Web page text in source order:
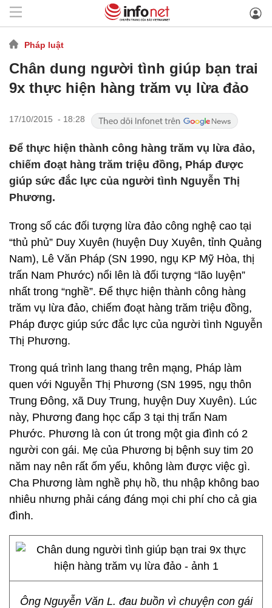
Pháp luật
Chân dung người tình giúp bạn trai
9x thực hiện hàng trăm vụ lừa đảo
17/10/2015 - 18:28
Để thực hiện thành công hàng trăm vụ lừa đảo,
chiếm đoạt hàng trăm triệu đồng, Pháp được
giúp sức đắc lực của người tình Nguyễn Thị
Phương.
Trong số các đối tượng lừa đảo công nghệ cao tại
“thủ phủ” Duy Xuyên (huyện Duy Xuyên, tỉnh Quảng
Nam), Lê Văn Pháp (SN 1990, ngụ KP Mỹ Hòa, thị
trấn Nam Phước) nổi lên là đối tượng “lão luyện”
nhất trong “nghề”. Để thực hiện thành công hàng
trăm vụ lừa đảo, chiếm đoạt hàng trăm triệu đồng,
Pháp được giúp sức đắc lực của người tình Nguyễn
Thị Phương.
Trong quá trình lang thang trên mạng, Pháp làm
quen với Nguyễn Thị Phương (SN 1995, ngụ thôn
Trung Đông, xã Duy Trung, huyện Duy Xuyên). Lúc
này, Phương đang học cấp 3 tại thị trấn Nam
Phước. Phương là con út trong một gia đình có 2
người con gái. Mẹ của Phương bị bệnh suy tim 20
năm nay nên rất ốm yếu, không làm được việc gì.
Cha Phương làm nghề phụ hồ, thu nhập không bao
nhiêu nhưng phải cáng đáng mọi chi phí cho cả gia
đình.
Ông Nguyễn Văn L. đau buồn vì chuyện con gái